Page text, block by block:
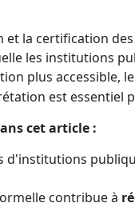
la certification
les institutions
plus accessible, le
est essentiel
cet article :
d'institutions
contribue à